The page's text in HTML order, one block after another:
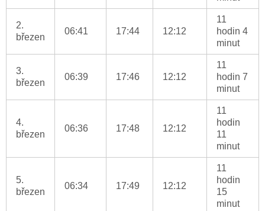
2.
březen
06:41 17:44 12:12
11
hodin 4
minut
3.
březen
06:39 17:46 12:12
11
hodin 7
minut
4.
březen
06:36 17:48 12:12
11
hodin
11
minut
5.
březen
06:34 17:49 12:12
11
hodin
15
minut